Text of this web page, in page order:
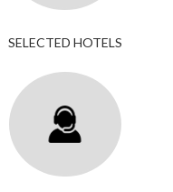
SELECTED HOTELS